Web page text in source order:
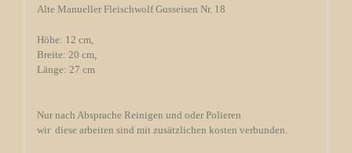
Alte Manueller Fleischwolf Gusseisen Nr. 18
Höhe: 12 cm,
Breite: 20 cm,
Länge: 27 cm
Nur nach Absprache Reinigen und oder Polieren
wir diese arbeiten sind mit zusätzlichen kosten verbunden.